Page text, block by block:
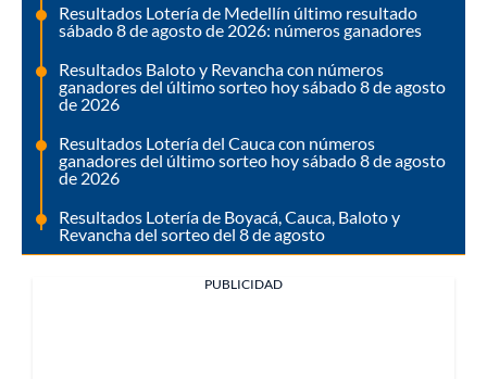
Resultados Lotería de Medellín último resultado
sábado 8 de agosto de 2026: números ganadores
Resultados Baloto y Revancha con números
ganadores del último sorteo hoy sábado 8 de agosto
de 2026
Resultados Lotería del Cauca con números
ganadores del último sorteo hoy sábado 8 de agosto
de 2026
Resultados Lotería de Boyacá, Cauca, Baloto y
Revancha del sorteo del 8 de agosto
PUBLICIDAD